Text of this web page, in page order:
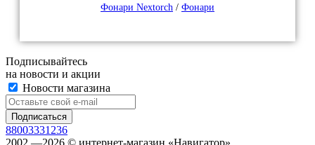
Фонари Nextorch / Фонари
Подписывайтесь
на новости и акции
Новости магазина
88003331236
2002 —2026 © интернет-магазин «Навигатор»